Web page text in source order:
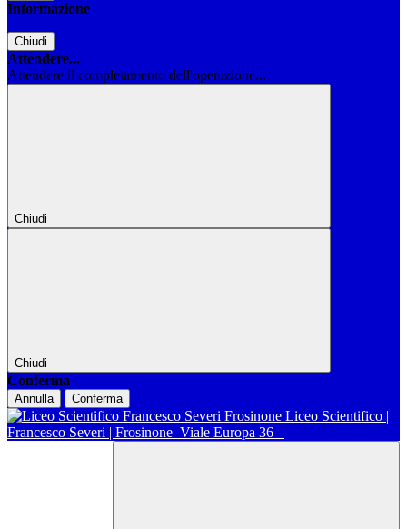
Informazione
Chiudi
Attendere...
Attendere il completamento dell'operazione...
Chiudi
Chiudi
Conferma
Annulla Conferma
Liceo Scientifico |
Francesco Severi | Frosinone Viale Europa 36